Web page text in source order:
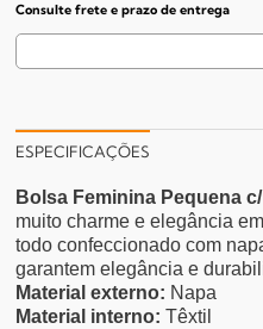
Consulte frete e prazo de entrega
ESPECIFICAÇÕES
Bolsa Feminina Pequena
muito charme e elegância
todo confeccionado com
garantem elegância e
Material externo: Napa
Material interno:Têxtil